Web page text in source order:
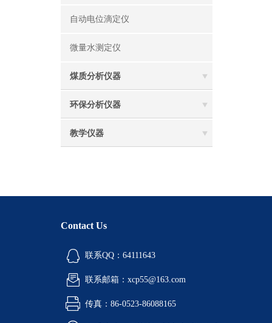
自动电位滴定仪
微量水测定仪
煤质分析仪器
环保分析仪器
教学仪器
Contact Us
联系QQ：64111643
联系邮箱：xcp55@163.com
传真：86-0523-86088165